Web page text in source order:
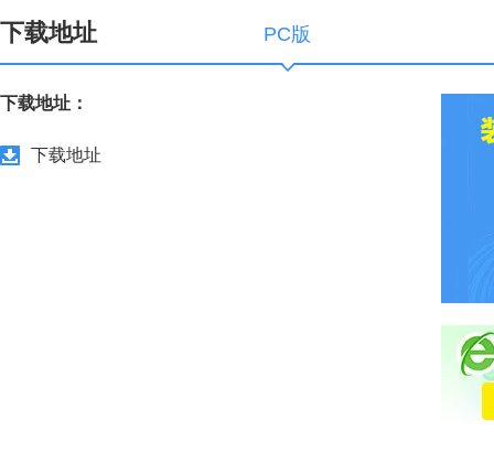
下载地址 PC版
下载地址：
下载地址